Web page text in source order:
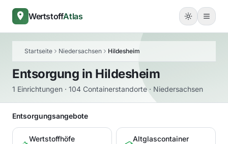
WertstoffAtlas
Startseite Niedersachsen Hildesheim
Entsorgung in Hildesheim
1 Einrichtungen · 104 Containerstandorte · Niedersachsen
Entsorgungsangebote
Wertstoffhöfe Altglascontainer